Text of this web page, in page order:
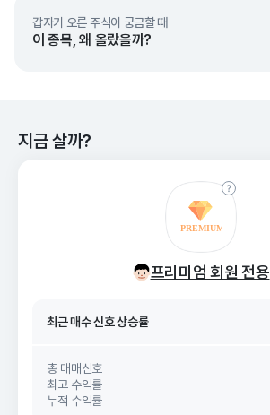
갑자기 오른 주식이 궁금할 때
이 종목, 왜 올랐을까?
지금 살까?
프리미엄 회원 전용
26. 08/08
최근 매수 신호 상승률
최근 매수 신호
총 매매신호
최고 수익률
누적 수익률